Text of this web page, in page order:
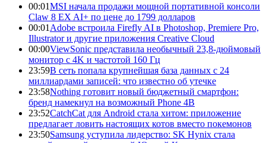
00:01MSI начала продажи мощной портативной консоли
Claw 8 EX AI+ по цене до 1799 долларов
00:01 Adobe встроила Firefly AI в Photoshop, Premiere Pro,
Illustrator и другие приложения Creative Cloud
00:00ViewSonic представила необычный 23,8-дюймовый
монитор с 4K и частотой 160 Гц
23:59В сеть попала крупнейшая база данных с 24
миллиардами записей: что известно об утечке
23:58Nothing готовит новый бюджетный смартфон:
бренд намекнул на возможный Phone 4B
23:52CatchCat для Android стала хитом: приложение
предлагает ловить настоящих котов вместо покемонов
23:50Samsung уступила лидерство: SK Hynix стала